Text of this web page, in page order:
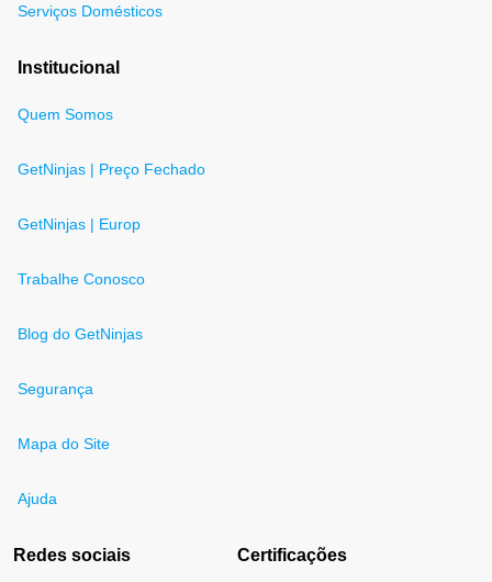
Serviços Domésticos
Institucional
Quem Somos
GetNinjas | Preço Fechado
GetNinjas | Europ
Trabalhe Conosco
Blog do GetNinjas
Segurança
Mapa do Site
Ajuda
Redes sociais Certificações